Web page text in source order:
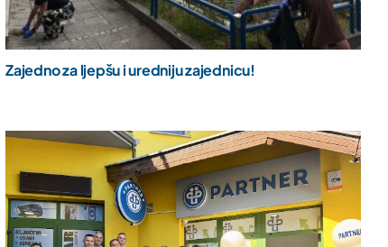
Zajedno za ljepšu i uredniju zajednicu!